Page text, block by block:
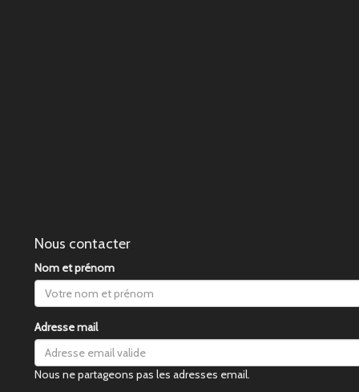
Nous contacter
Nom et prénom
Adresse mail
Nous ne partageons pas les adresses email.